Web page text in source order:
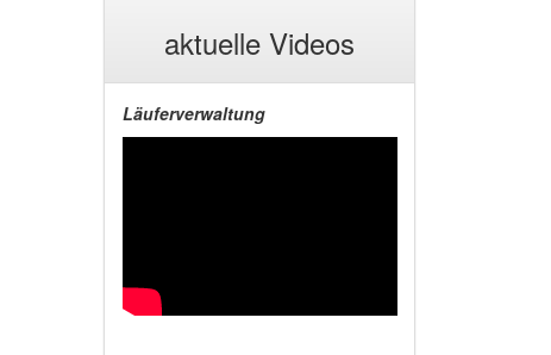
aktuelle Videos
Läuferverwaltung